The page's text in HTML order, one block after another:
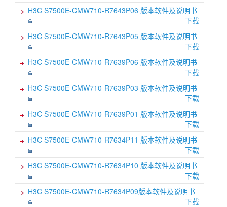
H3C S7500E-CMW710-R7643P06 版本软件及说明书
下载
H3C S7500E-CMW710-R7643P05 版本软件及说明书
下载
H3C S7500E-CMW710-R7639P06 版本软件及说明书
下载
H3C S7500E-CMW710-R7639P03 版本软件及说明书
下载
H3C S7500E-CMW710-R7639P01 版本软件及说明书
下载
H3C S7500E-CMW710-R7634P11 版本软件及说明书
下载
H3C S7500E-CMW710-R7634P10 版本软件及说明书
下载
H3C S7500E-CMW710-R7634P09版本软件及说明书
下载